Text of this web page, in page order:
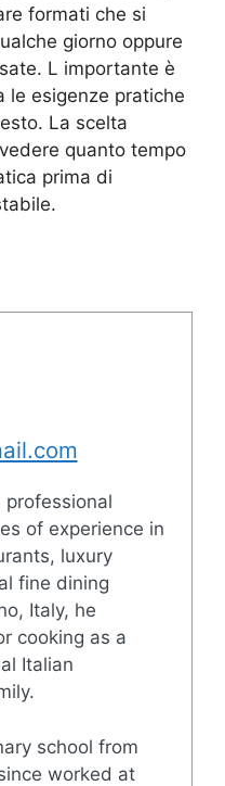
formati che si
giorno oppure
L importante è
le esigenze pratiche
La scelta
quanto tempo
prima di
professional
of experience in
luxury
fine dining
Italy, he
cooking as a
Italian
school from
worked at